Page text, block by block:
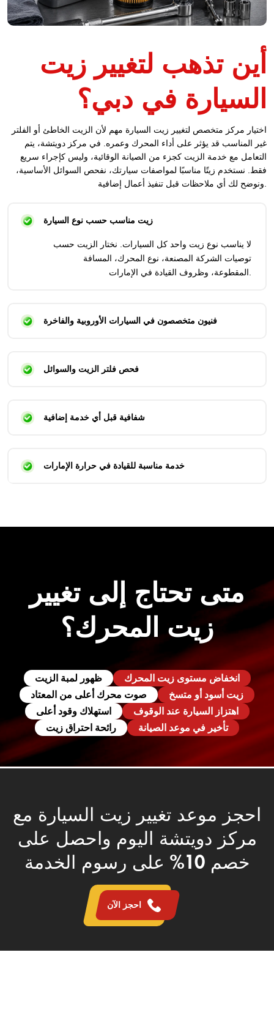
أين تذهب لتغيير زيت
السيارة في دبي؟
اختيار مركز متخصص لتغيير زيت السيارة مهم لأن الزيت الخاطئ أو الفلتر
غير المناسب قد يؤثر على أداء المحرك وعمره. في مركز دويتشة، يتم
التعامل مع خدمة الزيت كجزء من الصيانة الوقائية، وليس كإجراء سريع
فقط. نستخدم زيتًا مناسبًا لمواصفات سيارتك، نفحص السوائل الأساسية،
ونوضح لك أي ملاحظات قبل تنفيذ أعمال إضافية.
زيت مناسب حسب نوع السيارة
لا يناسب نوع زيت واحد كل السيارات. نختار الزيت حسب
توصيات الشركة المصنعة، نوع المحرك، المسافة
المقطوعة، وظروف القيادة في الإمارات.
فنيون متخصصون في السيارات الأوروبية والفاخرة
فحص فلتر الزيت والسوائل
شفافية قبل أي خدمة إضافية
خدمة مناسبة للقيادة في حرارة الإمارات
متى تحتاج إلى تغيير
زيت المحرك؟
انخفاض مستوى زيت المحرك
ظهور لمبة الزيت
زيت أسود أو متسخ
صوت محرك أعلى من المعتاد
اهتزاز السيارة عند الوقوف
استهلاك وقود أعلى
تأخير في موعد الصيانة
رائحة احتراق زيت
احجز موعد تغيير زيت السيارة مع
مركز دويتشة اليوم واحصل على
خصم 10% على رسوم الخدمة
احجز الآن